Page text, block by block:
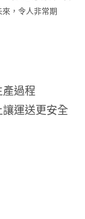
，令人非常期
過程
運送更安全